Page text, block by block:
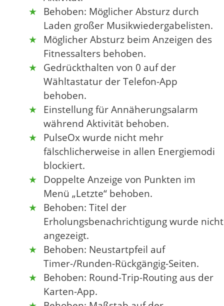
Behoben: Möglicher Absturz durch
Laden großer Musikwiedergabelisten.
Möglicher Absturz beim Anzeigen des
Fitnessalters behoben.
Gedrückthalten von 0 auf der
Wähltastatur der Telefon-App
behoben.
Einstellung für Annäherungsalarm
während Aktivität behoben.
PulseOx wurde nicht mehr
fälschlicherweise in allen Energiemodi
blockiert.
Doppelte Anzeige von Punkten im
Menü „Letzte“ behoben.
Behoben: Titel der
Erholungsbenachrichtigung wurde nicht
angezeigt.
Behoben: Neustartpfeil auf
Timer-/Runden-Rückgängig-Seiten.
Behoben: Round-Trip-Routing aus der
Karten-App.